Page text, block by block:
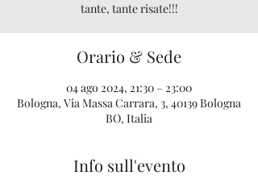
tante, tante risate!!!
Orario & Sede
04 ago 2024, 21:30 – 23:00
Bologna, Via Massa Carrara, 3, 40139 Bologna
BO, Italia
Info sull'evento